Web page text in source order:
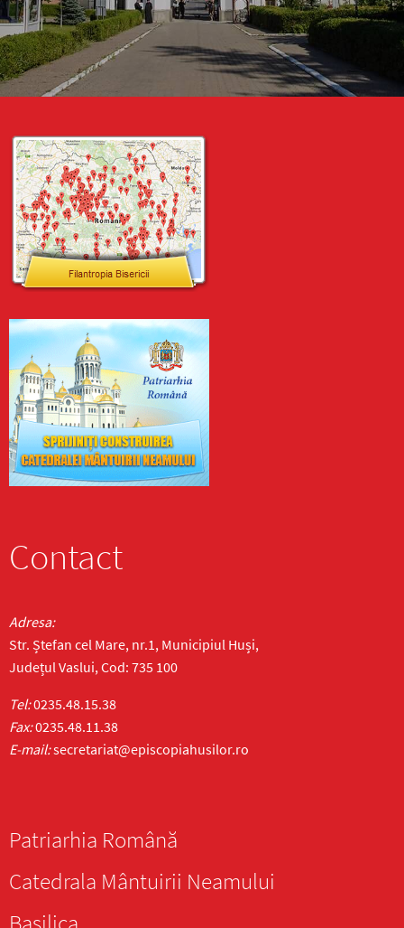
Contact
Adresa:
Str. Ștefan cel Mare, nr.1, Municipiul Huși,
Județul Vaslui, Cod: 735 100
Tel:0235.48.15.38
Fax:0235.48.11.38
E-mail:secretariat@episcopiahusilor.ro
Patriarhia Română
Catedrala Mântuirii Neamului